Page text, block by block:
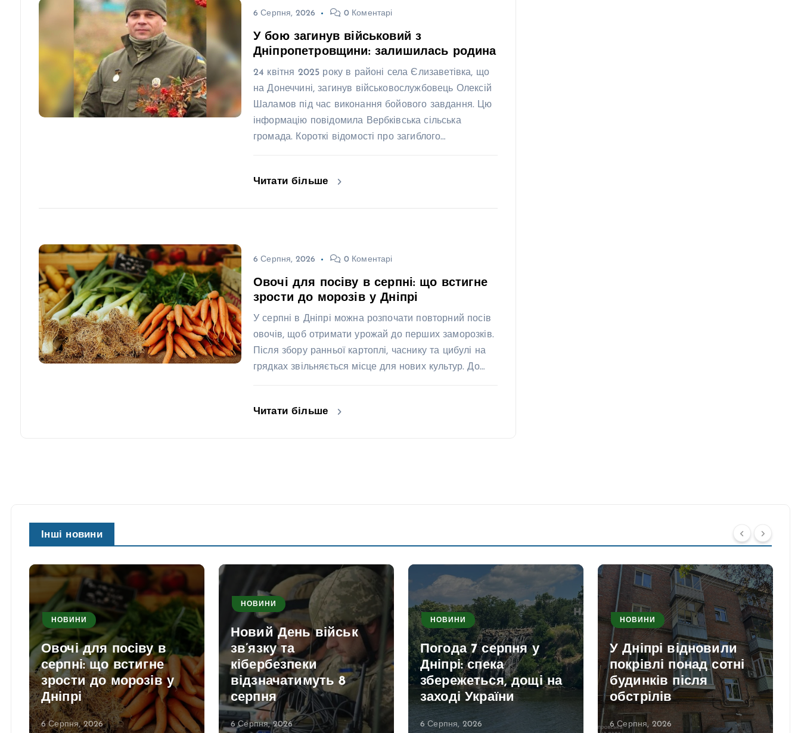
6 Серпня, 2026 0 Коментарі
У бою загинув військовий з
Дніпропетровщини: залишилась родина
24 квітня 2025 року в районі села Єлизаветівка, що
на Донеччині, загинув військовослужбовець Олексій
Шаламов під час виконання бойового завдання. Цю
інформацію повідомила Вербківська сільська
громада. Короткі відомості про загиблого…
Читати більше
6 Серпня, 2026 0 Коментарі
Овочі для посіву в серпні: що встигне
зрости до морозів у Дніпрі
У серпні в Дніпрі можна розпочати повторний посів
овочів, щоб отримати урожай до перших заморозків.
Після збору ранньої картоплі, часнику та цибулі на
грядках звільняється місце для нових культур. До…
Читати більше
Інші новини
НОВИНИ
Овочі для посіву в
серпні: що встигне
зрости до морозів у
Дніпрі
6 Серпня, 2026
НОВИНИ
Новий День військ
зв’язку та
кібербезпеки
відзначатимуть 8
серпня
6 Серпня, 2026
НОВИНИ
Погода 7 серпня у
Дніпрі: спека
збережеться, дощі на
заході України
6 Серпня, 2026
НОВИНИ
У Дніпрі відновили
покрівлі понад сотні
будинків після
обстрілів
6 Серпня, 2026